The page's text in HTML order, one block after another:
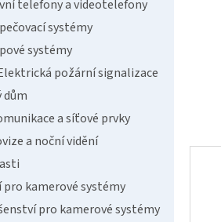
telefony a videotelefony
systémy
systémy
požární signalizace
dům
a síťové prvky
a noční vidění
pro kamerové systémy
pro kamerové systémy